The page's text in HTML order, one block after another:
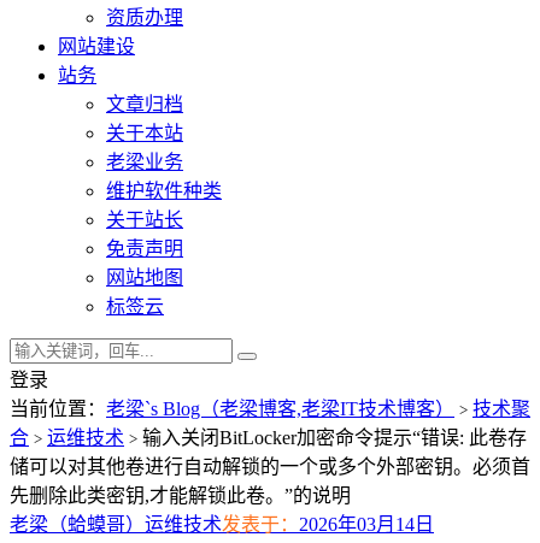
资质办理
网站建设
站务
文章归档
关于本站
老梁业务
维护软件种类
关于站长
免责声明
网站地图
标签云
登录
当前位置： 老梁`s Blog（老梁博客,老梁IT技术博客） > 技术聚
合 > 运维技术 > 输入关闭BitLocker加密命令提示“错误: 此卷存
储可以对其他卷进行自动解锁的一个或多个外部密钥。必须首
先删除此类密钥,才能解锁此卷。”的说明
老梁（蛤蟆哥） 运维技术发表于： 2026年03月14日